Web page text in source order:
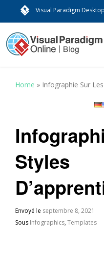
Visual Paradigm Desktop
Home » Infographie Sur
Styles
Envoyé le septembre 8, 2021
Sous Infographics,Templates